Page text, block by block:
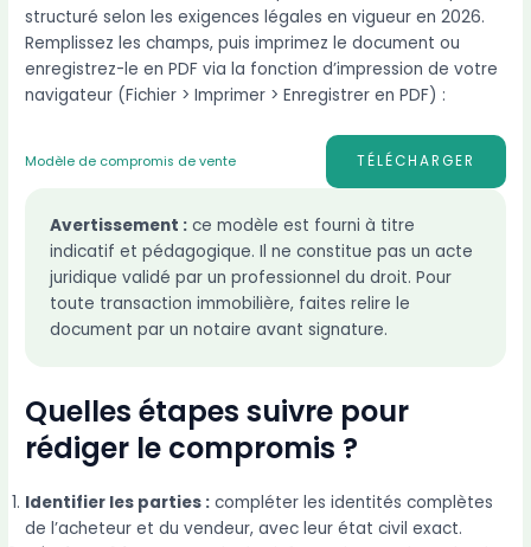
structuré selon les exigences légales en vigueur en 2026.
Remplissez les champs, puis imprimez le document ou
enregistrez-le en PDF via la fonction d’impression de votre
navigateur (Fichier > Imprimer > Enregistrer en PDF) :
Modèle de compromis de vente TÉLÉCHARGER
Avertissement :ce modèle est fourni à titre
indicatif et pédagogique. Il ne constitue pas un acte
juridique validé par un professionnel du droit. Pour
toute transaction immobilière, faites relire le
document par un notaire avant signature.
Quelles étapes suivre pour
rédiger le compromis ?
Identifier les parties : compléter les identités complètes
de l’acheteur et du vendeur, avec leur état civil exact.